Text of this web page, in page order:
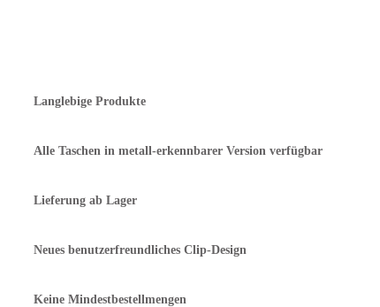
163
Menge
Langlebige Produkte
Alle Taschen in metall-erkennbarer Version verfügbar
Lieferung ab Lager
Neues benutzerfreundliches Clip-Design
Keine Mindestbestellmengen